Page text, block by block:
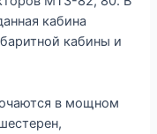
кабина
кабины и
в мощном